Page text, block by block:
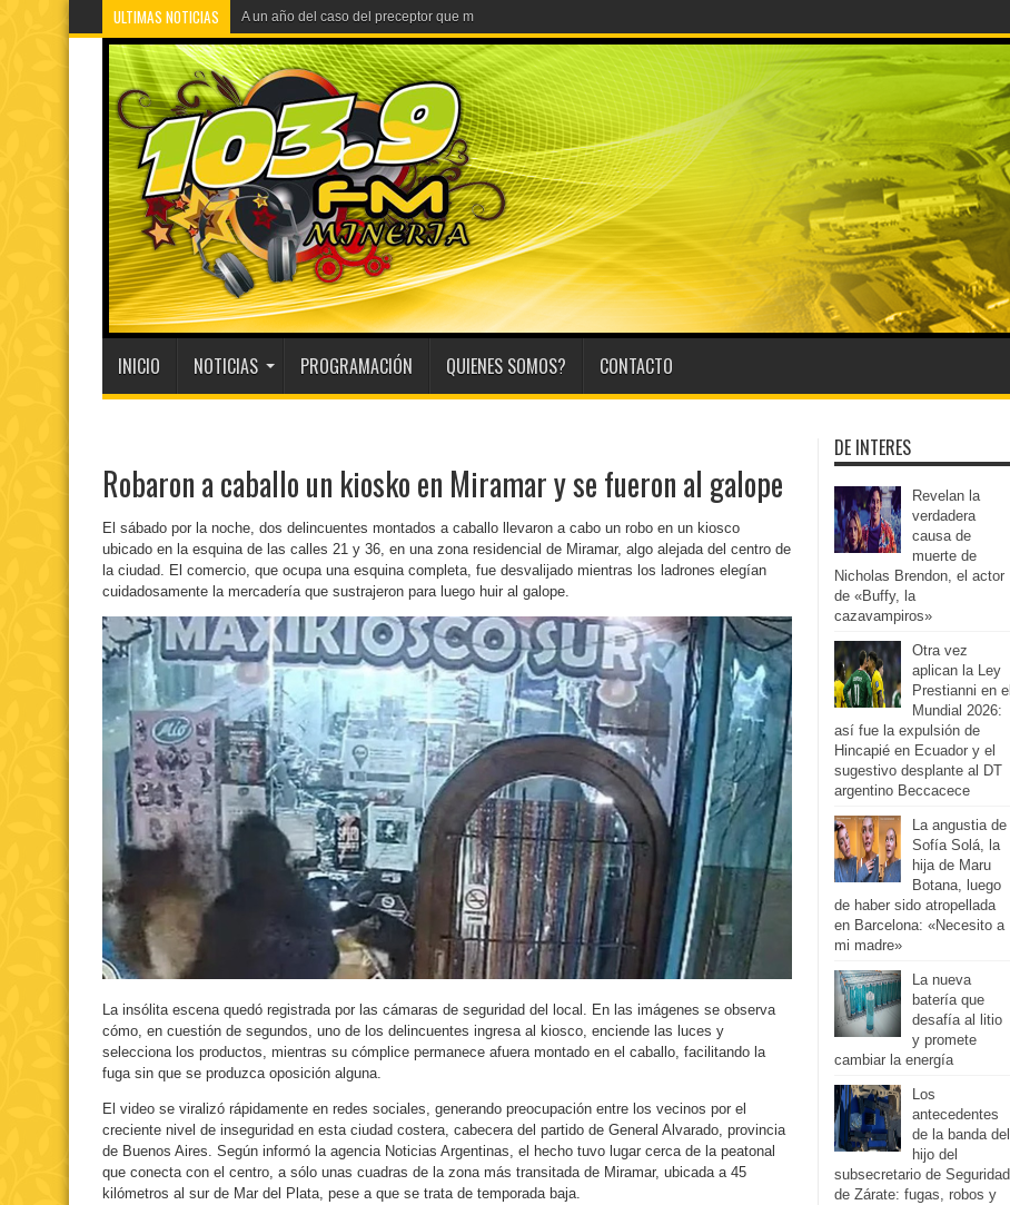
ULTIMAS NOTICIAS A un año del caso del preceptor que mató a su hijo, marchan al Congreso contra la violenc
INICIO NOTICIAS PROGRAMACIÓN QUIENES SOMOS? CONTACTO
Robaron a caballo un kiosko en Miramar y se fueron al galope
El sábado por la noche, dos delincuentes montados a caballo llevaron a cabo un robo en un kiosco
ubicado en la esquina de las calles 21 y 36, en una zona residencial de Miramar, algo alejada del centro de
la ciudad. El comercio, que ocupa una esquina completa, fue desvalijado mientras los ladrones elegían
cuidadosamente la mercadería que sustrajeron para luego huir al galope.
La insólita escena quedó registrada por las cámaras de seguridad del local. En las imágenes se observa
cómo, en cuestión de segundos, uno de los delincuentes ingresa al kiosco, enciende las luces y
selecciona los productos, mientras su cómplice permanece afuera montado en el caballo, facilitando la
fuga sin que se produzca oposición alguna.
El video se viralizó rápidamente en redes sociales, generando preocupación entre los vecinos por el
creciente nivel de inseguridad en esta ciudad costera, cabecera del partido de General Alvarado, provincia
de Buenos Aires. Según informó la agencia Noticias Argentinas, el hecho tuvo lugar cerca de la peatonal
que conecta con el centro, a sólo unas cuadras de la zona más transitada de Miramar, ubicada a 45
kilómetros al sur de Mar del Plata, pese a que se trata de temporada baja.
DE INTERES
Revelan la
verdadera
causa de
muerte de
Nicholas Brendon, el actor
de «Buffy, la
cazavampiros»
Otra vez
aplican la Ley
Prestianni en el
Mundial 2026:
así fue la expulsión de
Hincapié en Ecuador y el
sugestivo desplante al DT
argentino Beccacece
La angustia de
Sofía Solá, la
hija de Maru
Botana, luego
de haber sido atropellada
en Barcelona: «Necesito a
mi madre»
La nueva
batería que
desafía al litio
y promete
cambiar la energía
Los
antecedentes
de la banda del
hijo del
subsecretario de Seguridad
de Zárate: fugas, robos y